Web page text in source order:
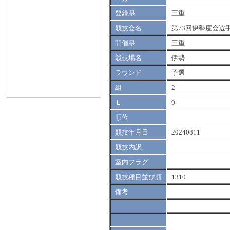
登録県
三重
競技会名
第73回伊勢度会選
開催県
三重
競技場名
伊勢
ラウンド
予選
組
2
Ｌ
9
順位
競技年月日
20240811
競技内訳
室内フラグ
競技種目並び順
1310
備考